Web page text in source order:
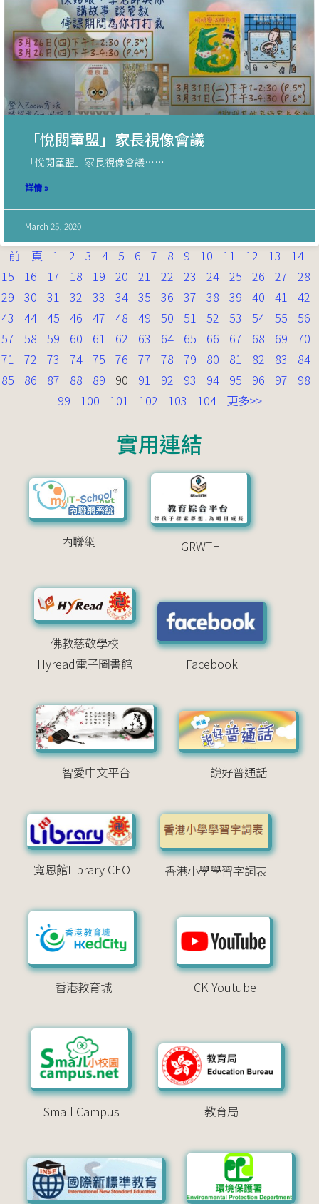
「悅閱童盟」家長視像會議
「悅閱童盟」家長視像會議……
詳情 »
March 25, 2020
前一頁 1 2 3 4 5 6 7 8 9 10 11 12 13
14
15
16 17 18 19 20 21 22 23 24 25 26 27
28
29
30 31 32 33 34 35 36 37 38 39 40 41
42
43
44 45 46 47 48 49 50 51 52 53 54 55
56
57
58 59 60 61 62 63 64 65 66 67 68 69
70
71
72 73 74 75 76 77 78 79 80 81 82 83
84
85
86 87 88 89 90 91 92 93 94 95 96 97
98
99
100 101 102 103 104 更多>>
實用連結
內聯網 GRWTH
佛教慈敬學校
Hyread電子圖書館
Facebook
智愛中文平台 說好普通話
寬恩館Library CEO 香港小學學習字詞表
香港教育城 CK Youtube
Small Campus 教育局